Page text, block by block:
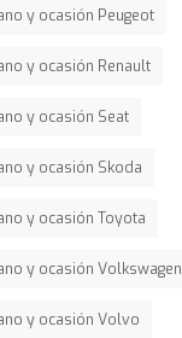
y ocasión Peugeot
y ocasión Renault
y ocasión Seat
y ocasión Skoda
y ocasión Toyota
y ocasión Volkswagen
y ocasión Volvo